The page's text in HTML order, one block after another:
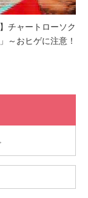
チャートローソク
～おヒゲに注意！